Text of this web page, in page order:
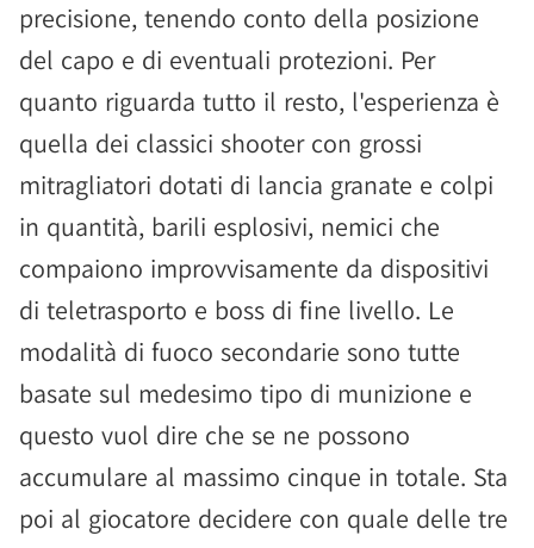
precisione, tenendo conto della posizione
del capo e di eventuali protezioni. Per
quanto riguarda tutto il resto, l'esperienza è
quella dei classici shooter con grossi
mitragliatori dotati di lancia granate e colpi
in quantità, barili esplosivi, nemici che
compaiono improvvisamente da dispositivi
di teletrasporto e boss di fine livello. Le
modalità di fuoco secondarie sono tutte
basate sul medesimo tipo di munizione e
questo vuol dire che se ne possono
accumulare al massimo cinque in totale. Sta
poi al giocatore decidere con quale delle tre